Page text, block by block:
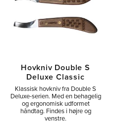
Hovkniv Double S
Deluxe Classic
Klassisk hovkniv fra Double S
Deluxe-serien. Med en behagelig
og ergonomisk udformet
håndtag. Findes i højre og
venstre.